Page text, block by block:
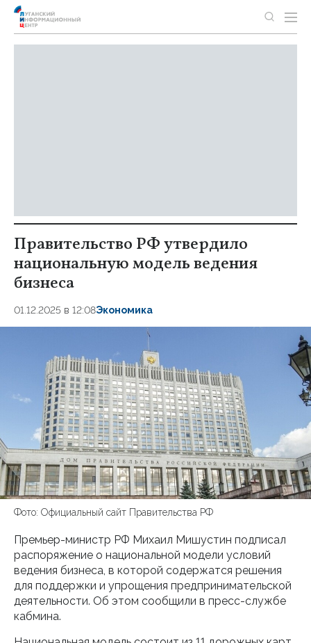
Правительство РФ утвердило
национальную модель ведения
бизнеса
01.12.2025 в 12:08Экономика
Фото: Официальный сайт Правительства РФ
Премьер-министр РФ Михаил Мишустин подписал
распоряжение о национальной модели условий
ведения бизнеса, в которой содержатся решения
для поддержки и упрощения предпринимательской
деятельности. Об этом сообщили в пресс-службе
кабмина.